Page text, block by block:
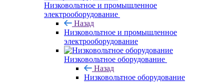
Низковольтное и промышленное
электрооборудование
Назад
Низковольтное и промышленное
электрооборудование
Низковольтное оборудование
Назад
Низковольтное оборудование